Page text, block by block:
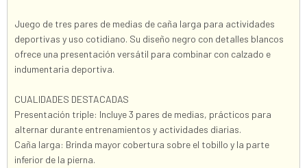
Juego de tres pares de medias de caña larga para actividades
deportivas y uso cotidiano. Su diseño negro con detalles blancos
ofrece una presentación versátil para combinar con calzado e
indumentaria deportiva.
CUALIDADES DESTACADAS
Presentación triple: Incluye 3 pares de medias, prácticos para
alternar durante entrenamientos y actividades diarias.
Caña larga: Brinda mayor cobertura sobre el tobillo y la parte
inferior de la pierna.